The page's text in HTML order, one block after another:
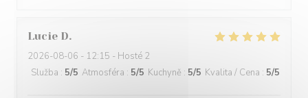
Lucie D
2026-08-06 - 12:15 - Hosté 2
Služba : 5/5 Atmosféra : 5/5 Kuchyně : 5/5 Kvalita / Cena : 5/5